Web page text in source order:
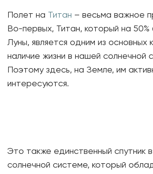
Полет на Титан – весьма важное
Во-первых, Титан, который на
Луны, является одним из основных
наличие жизни в нашей солнечной
Поэтому здесь, на Земле, им
интересуются.
Это также единственный спутник
солнечной системе, который